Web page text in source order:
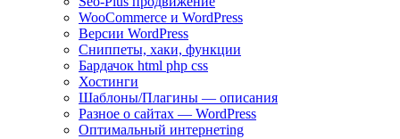
WooCommerce и WordPress
Версии WordPress
Сниппеты, хаки, функции
Бардачок html php css
Хостинги
Шаблоны/Плагины — описания
Разное о сайтах — WordPress
Оптимальный интернетing